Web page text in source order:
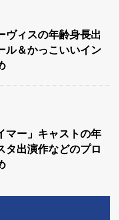
ヴィスの年齢身長出
ル＆かっこいいイン
マー」キャストの年
タ出演作などのプロ